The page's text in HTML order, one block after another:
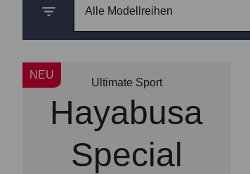
Alle Modellreihen
Ultimate Sport
Hayabusa
Special
NEU